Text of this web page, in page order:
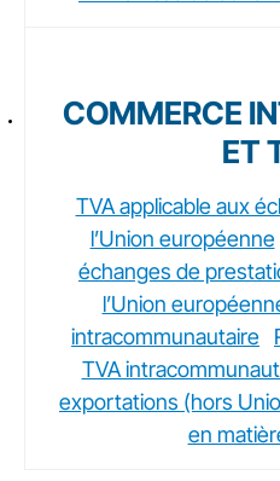
COMMERCE
ET
TVA applicable aux
l’Union européenne
échanges de
l’Union
intracommunautaire
TVA
exportations (hors
en